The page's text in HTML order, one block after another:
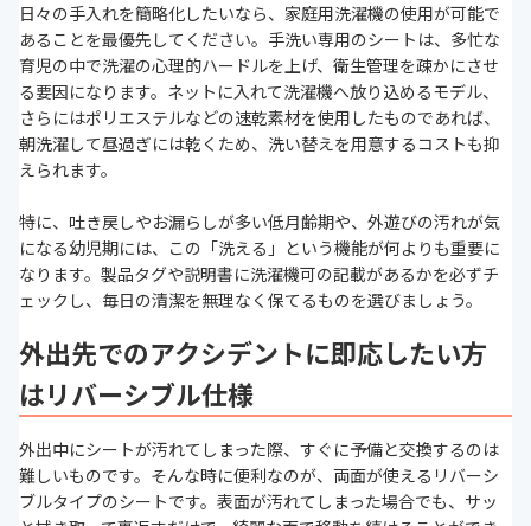
日々の手入れを簡略化したいなら、家庭用洗濯機の使用が可能で
あることを最優先してください。手洗い専用のシートは、多忙な
育児の中で洗濯の心理的ハードルを上げ、衛生管理を疎かにさせ
る要因になります。ネットに入れて洗濯機へ放り込めるモデル、
さらにはポリエステルなどの速乾素材を使用したものであれば、
朝洗濯して昼過ぎには乾くため、洗い替えを用意するコストも抑
えられます。
特に、吐き戻しやお漏らしが多い低月齢期や、外遊びの汚れが気
になる幼児期には、この「洗える」という機能が何よりも重要に
なります。製品タグや説明書に洗濯機可の記載があるかを必ずチ
ェックし、毎日の清潔を無理なく保てるものを選びましょう。
外出先でのアクシデントに即応したい方
はリバーシブル仕様
外出中にシートが汚れてしまった際、すぐに予備と交換するのは
難しいものです。そんな時に便利なのが、両面が使えるリバーシ
ブルタイプのシートです。表面が汚れてしまった場合でも、サッ